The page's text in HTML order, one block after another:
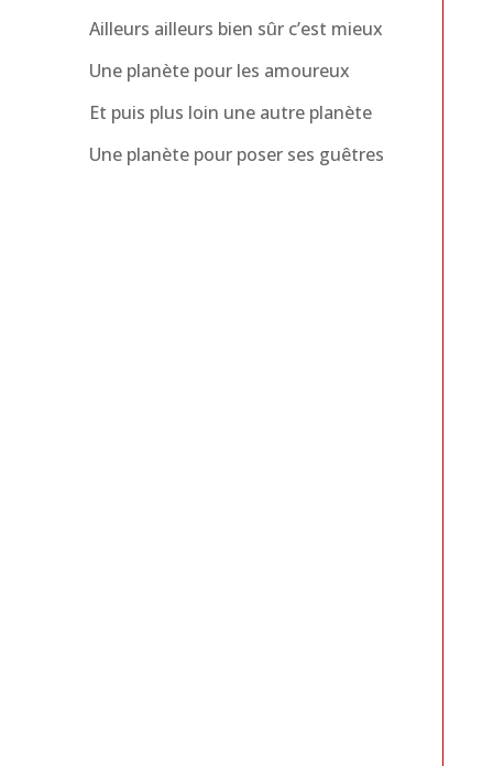
Ailleurs ailleurs bien sûr c’est mieux
Une planète pour les amoureux
Et puis plus loin une autre planète
Une planète pour poser ses guêtres